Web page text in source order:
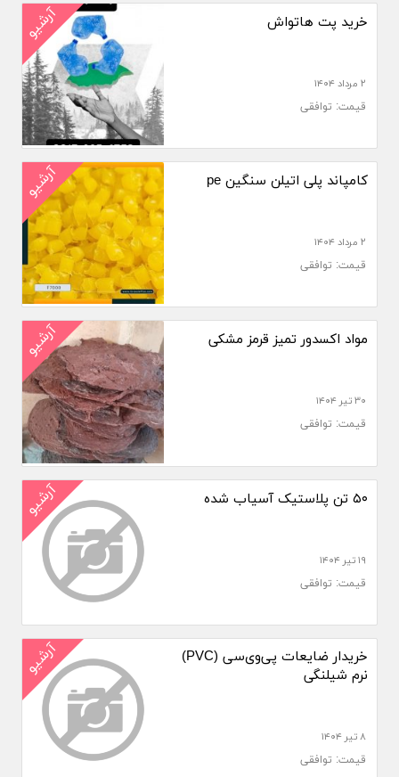
آرشیو خرید پت هاتواش
۲ مرداد ۱۴۰۴
قیمت: توافقی
آرشیو کامپاند پلی اتیلن سنگین pe
۲ مرداد ۱۴۰۴
قیمت: توافقی
آرشیو مواد اکسدور تمیز قرمز مشکی
۳۰ تیر ۱۴۰۴
قیمت: توافقی
آرشیو ۵۰ تن پلاستیک آسیاب شده
۱۹ تیر ۱۴۰۴
قیمت: توافقی
آرشیو
خریدار ضایعات پی‌وی‌سی (PVC)
نرم شیلنگی
۸ تیر ۱۴۰۴
قیمت: توافقی